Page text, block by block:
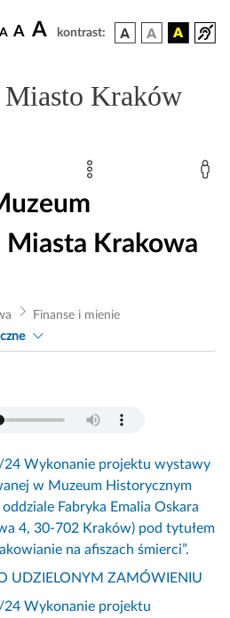
A A A kontrast:
Miasto Kraków
Miasta Krakowa
Finanse i mienie
Wykonanie projektu wystawy
w Muzeum Historycznym
Fabryka Emalia Oskara
4, 30-702 Kraków) pod tytułem
na afiszach śmierci”.
UDZIELONYM ZAMÓWIENIU
Wykonanie projektu